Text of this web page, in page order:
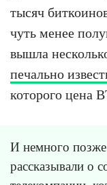
тысяч
чуть менее
вышла
печально
которого цена
И немного
рассказывали о